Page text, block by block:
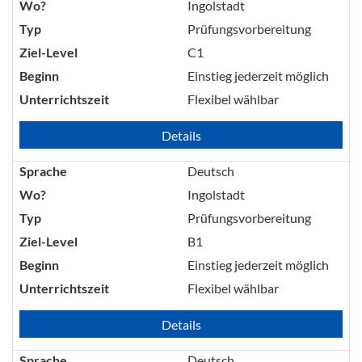
Wo?
Ingolstadt
Typ
Prüfungsvorbereitung
Ziel-Level
C1
Beginn
Einstieg jederzeit möglich
Unterrichtszeit
Flexibel wählbar
Details
Sprache
Deutsch
Wo?
Ingolstadt
Typ
Prüfungsvorbereitung
Ziel-Level
B1
Beginn
Einstieg jederzeit möglich
Unterrichtszeit
Flexibel wählbar
Details